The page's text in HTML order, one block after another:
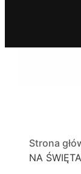
Strona
NA